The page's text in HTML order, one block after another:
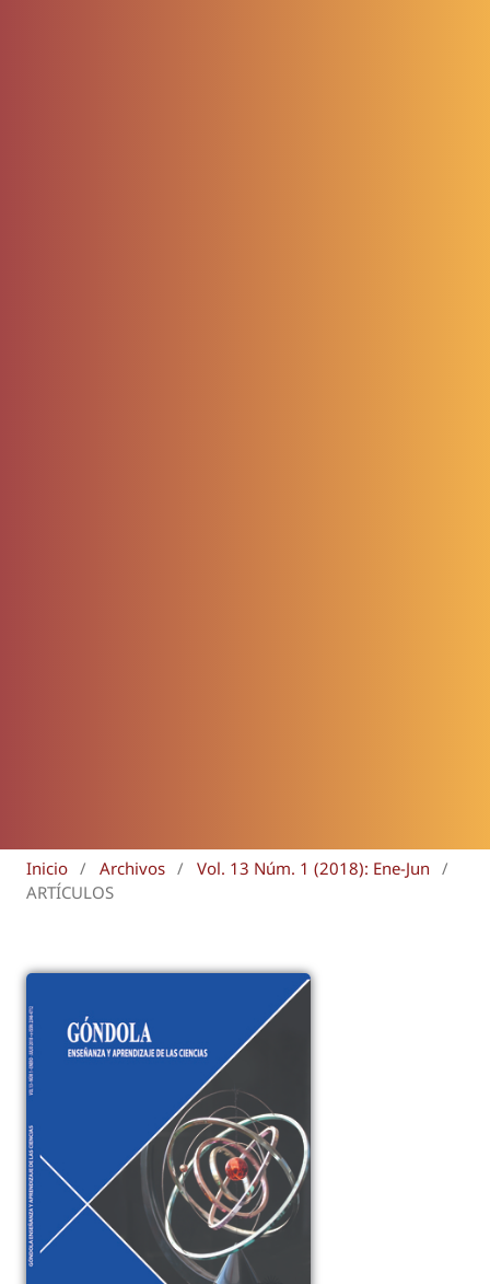
Inicio / Archivos / Vol. 13 Núm. 1 (2018): Ene-Jun
/
ARTÍCULOS